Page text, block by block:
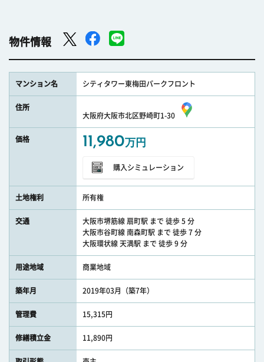
物件情報
マンション名 シティタワー東梅田パークフロント
住所
大阪府大阪市北区野崎町1-30
価格 11,980万円
購入シミュレーション
土地権利 所有権
交通
大阪市堺筋線 扇町駅 まで 徒歩 5 分
大阪市谷町線 南森町駅 まで 徒歩 7 分
大阪環状線 天満駅 まで 徒歩 9 分
用途地域 商業地域
築年月 2019年03月（築7年）
管理費 15,315円
修繕積立金 11,890円